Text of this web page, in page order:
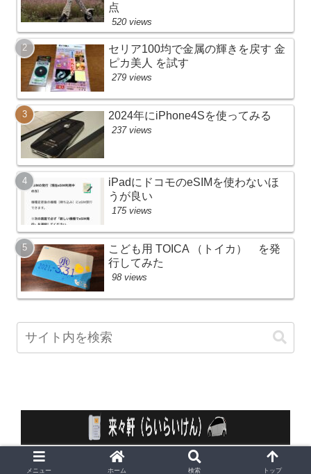
点
520 views
セリア100均で金属の輝きを戻す 金
ピカ美人 を試す
279 views
2024年にiPhone4Sを使ってみる
237 views
iPadにドコモのeSIMを使わないほ
うが良い
175 views
こども用 TOICA （トイカ） を発
行してみた
98 views
© 2010 来々軒 （らいらいけん）.
メニュー ホーム 検索 トップ